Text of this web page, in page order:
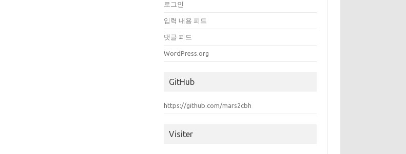
로그인
입력 내용 피드
댓글 피드
WordPress.org
GitHub
https://github.com/mars2cbh
Visiter